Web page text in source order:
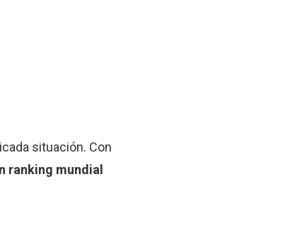
situación. Con
ranking mundial